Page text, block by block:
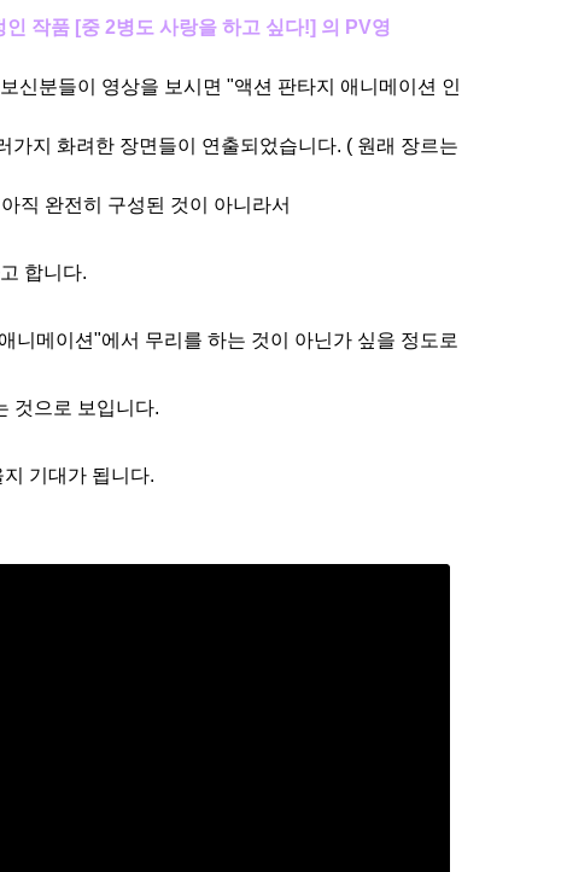
작품 [중 2병도 사랑을 하고 싶다!] 의 PV영
신분들이 영상을 보시면 "액션 판타지 애니메이션 인
가지 화려 한 장면들이 연출되었습니다. ( 원래 장르는
직 완전히 구성된 것이 아니라서
합니다.
니메이션"에서 무리를 하는 것이 아닌가 싶을 정도로
것으로 보입니다.
기대가 됩니다.